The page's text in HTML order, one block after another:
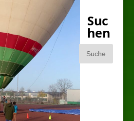
Suc
hen